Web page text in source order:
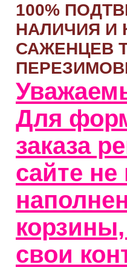
100%
НАЛИЧИЯ И
САЖЕНЦЕВ
Для
заказа
сайте
свои